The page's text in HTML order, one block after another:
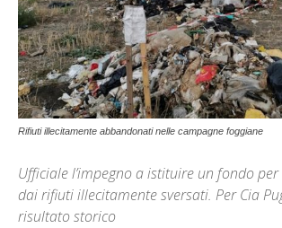
Rifiuti illecitamente abbandonati nelle campagne foggiane
Ufficiale l’impegno a istituire un fondo
dai rifiuti illecitamente sversati. Per Cia
risultato storico